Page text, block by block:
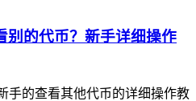
别的代币？新手详细操作
手的查看其他代币的详细操作教